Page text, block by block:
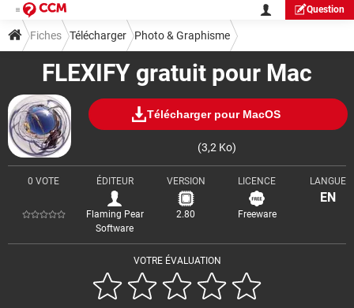
Question
FLEXIFY gratuit pour Mac
Télécharger pour MacOS
(3,2 Ko)
VOTRE ÉVALUATION
0 VOTE ÉDITEUR
Flaming Pear
Software
VERSION
2.80
LICENCE
Freeware
LANGUE
EN
Fiches Télécharger Photo & Graphisme